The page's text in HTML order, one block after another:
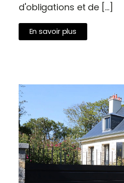
d'obligations et de […]
En savoir plus